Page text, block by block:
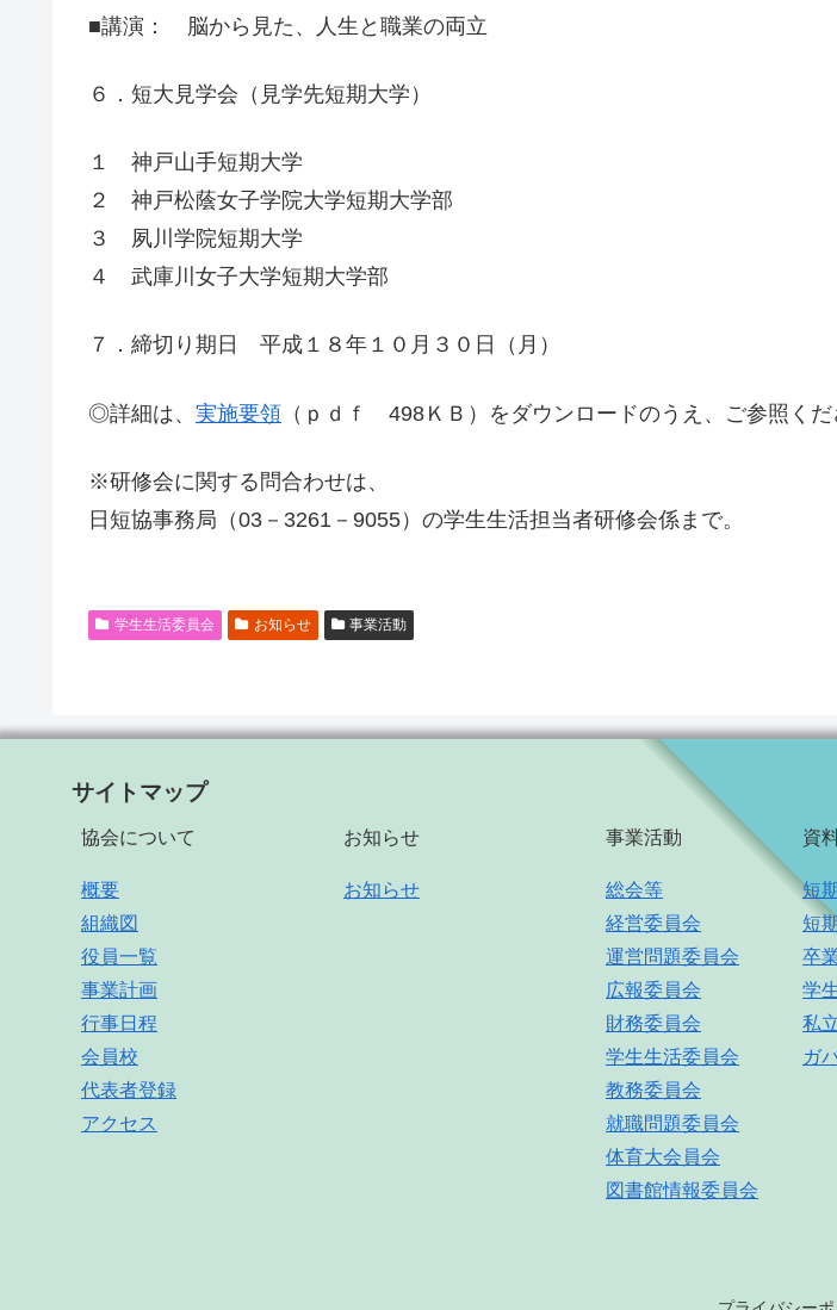
■講演： 脳から見た、人生と職業の両立
６．短大見学会（見学先短期大学）
１ 神戸山手短期大学
２ 神戸松蔭女子学院大学短期大学部
３ 夙川学院短期大学
４ 武庫川女子大学短期大学部
７．締切り期日 平成１８年１０月３０日（月）
◎詳細は、 実施要領 （ｐｄｆ 498ＫＢ）をダウンロードのうえ、ご参照くだ
※研修会に関する問合わせは、
日短協事務局（03－3261－9055）の学生生活担当者研修会係まで。
学生生活委員会 お知らせ 事業活動
サイトマップ
協会について お知らせ 事業活動 資
概要
組織図
役員一覧
事業計画
行事日程
会員校
代表者登録
アクセス
お知らせ
総会等
経営委員会
運営問題委員会
広報委員会
財務委員会
学生生活委員会
教務委員会
就職問題委員会
体育大会員会
図書館情報委員会
短
短
卒
学
私
ガ